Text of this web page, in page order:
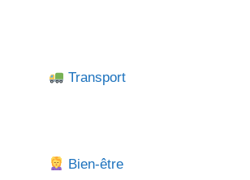
Transport
Bien-être